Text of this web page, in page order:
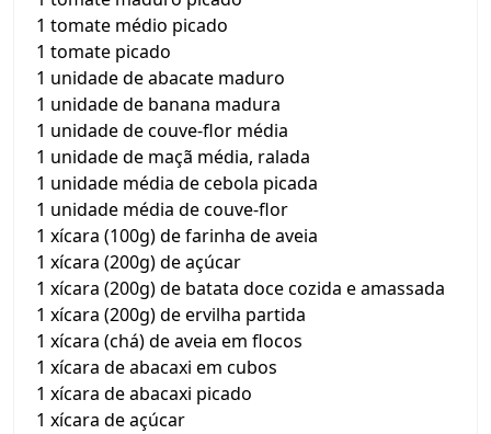
1 tomate médio picado
1 tomate picado
1 unidade de abacate maduro
1 unidade de banana madura
1 unidade de couve-flor média
1 unidade de maçã média, ralada
1 unidade média de cebola picada
1 unidade média de couve-flor
1 xícara (100g) de farinha de aveia
1 xícara (200g) de açúcar
1 xícara (200g) de batata doce cozida e amassada
1 xícara (200g) de ervilha partida
1 xícara (chá) de aveia em flocos
1 xícara de abacaxi em cubos
1 xícara de abacaxi picado
1 xícara de açúcar